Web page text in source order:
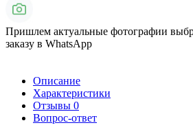
Пришлем актуальные фотографии
заказу в WhatsApp
Описание
Характеристики
Отзывы 0
Вопрос-ответ